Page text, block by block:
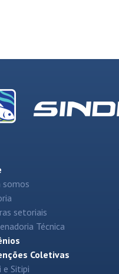
somos
setoriais
Técnica
Coletivas
e Sitipi